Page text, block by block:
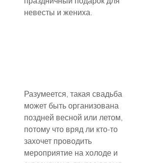
невесты и жениха.
Разумеется, такая свадьба
может быть организована
поздней весной или летом,
потому что вряд ли кто-то
захочет проводить
мероприятие на холоде и